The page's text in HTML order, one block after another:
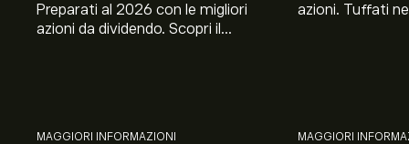
Preparati al 2026 con le migliori
azioni da dividendo. Scopri il
MAGGIORI INFORMAZIONI
azioni. Tuffati
MAGGIORI